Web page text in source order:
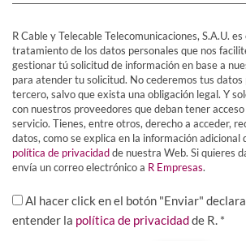
R Cable y Telecable Telecomunicaciones, S.A.U.
tratamiento de los datos personales que nos
gestionar tú solicitud de información en base a
para atender tu solicitud. No cederemos tus datos
tercero, salvo que exista una obligación legal. Y
con nuestros proveedores que deban tener
servicio. Tienes, entre otros, derecho a acceder,
datos, como se explica en la información adicional
política de privacidadde nuestra Web. Si quieres
envía un correo electrónico a R Empresas.
Al hacer click en el botón "Enviar"
entender la política de privacidadde R. *